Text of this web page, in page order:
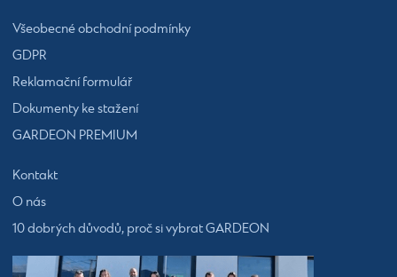
Všeobecné obchodní podmínky
GDPR
Reklamační formulář
Dokumenty ke stažení
GARDEON PREMIUM
Kontakt
O nás
10 dobrých důvodů, proč si vybrat GARDEON